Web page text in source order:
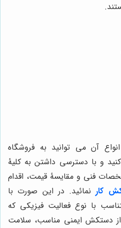
آن می توانید به فروشگاه
و با دسترسی داشتن به کلیۀ
فنی و مقایسۀ قیمت، اقدام
کارنمائید. در این صورت با
با نوع فعالیت فیزیکی که
از دستکش ایمنی مناسب، سلامت